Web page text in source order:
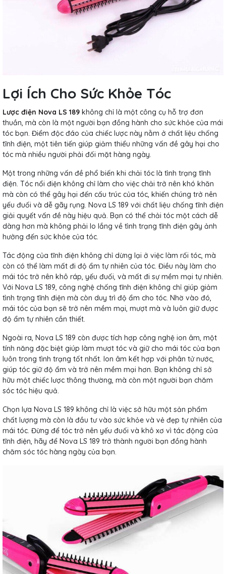
Lợi Ích Cho Sức Khỏe Tóc
Lược điện Nova LS 189 không chỉ là một công cụ hỗ trợ đơn
thuần, mà còn là một người bạn đồng hành cho sức khỏe của mái
tóc bạn. Điểm độc đáo của chiếc lược này nằm ở chất liệu chống
tĩnh điện, một tiên tiến giúp giảm thiểu những vấn đề gây hại cho
tóc mà nhiều người phải đối mặt hàng ngày.
Một trong những vấn đề phổ biến khi chải tóc là tình trạng tĩnh
điện. Tóc nổi điện không chỉ làm cho việc chải trở nên khó khăn
mà còn có thể gây hại đến cấu trúc của tóc, khiến chúng trở nên
yếu đuối và dễ gãy rụng. Nova LS 189 với chất liệu chống tĩnh điện
giải quyết vấn đề này hiệu quả. Bạn có thể chải tóc một cách dễ
dàng hơn mà không phải lo lắng về tình trạng tĩnh điện gây ảnh
hưởng đến sức khỏe của tóc.
Tác động của tĩnh điện không chỉ dừng lại ở việc làm rối tóc, mà
còn có thể làm mất đi độ ẩm tự nhiên của tóc. Điều này làm cho
mái tóc trở nên khô ráp, yếu đuối, và mất đi sự mềm mại tự nhiên.
Với Nova LS 189, công nghệ chống tĩnh điện không chỉ giúp giảm
tình trạng tĩnh điện mà còn duy trì độ ẩm cho tóc. Nhờ vào đó,
mái tóc của bạn sẽ trở nên mềm mại, mượt mà và luôn giữ được
độ ẩm tự nhiên cần thiết.
Ngoài ra, Nova LS 189 còn được tích hợp công nghệ ion âm, một
tính năng đặc biệt giúp làm mượt tóc và giữ cho mái tóc của bạn
luôn trong tình trạng tốt nhất. Ion âm kết hợp với phân tử nước,
giúp tóc giữ độ ẩm và trở nên mềm mại hơn. Bạn không chỉ sở
hữu một chiếc lược thông thường, mà còn một người bạn chăm
sóc tóc hiệu quả.
Chọn lựa Nova LS 189 không chỉ là việc sở hữu một sản phẩm
chất lượng mà còn là đầu tư vào sức khỏe và vẻ đẹp tự nhiên của
mái tóc. Đừng để tóc trở nên yếu đuối và khô xơ vì tác động của
tĩnh điện, hãy để Nova LS 189 trở thành người bạn đồng hành
chăm sóc tóc hàng ngày của bạn.